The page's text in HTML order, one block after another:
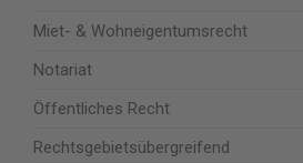
Miet- & Wohneigentumsrecht
Notariat
Öffentliches Recht
Rechtsgebietsübergreifend